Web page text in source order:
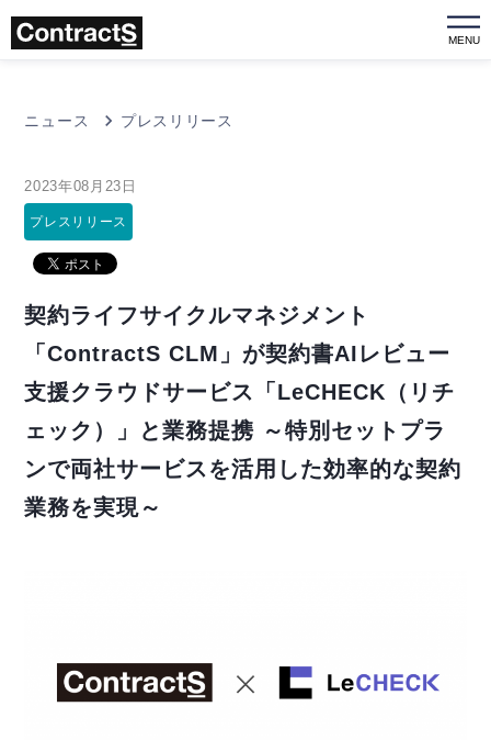
MENU
ニュース プレスリリース
2023年08月23日
プレスリリース
契約ライフサイクルマネジメント
「ContractS CLM」が契約書AIレビュー
支援クラウドサービス「LeCHECK（リチ
ェック）」と業務提携 ～特別セットプラ
ンで両社サービスを活用した効率的な契約
業務を実現～